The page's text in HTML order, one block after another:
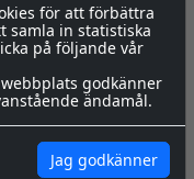
för att förbättra
samla in statistiska
på följande vår
godkänner
ändamål.
Jag godkänner
montage med
dekalen, och
tas bort efter
dekalen.
här
instrukioner före